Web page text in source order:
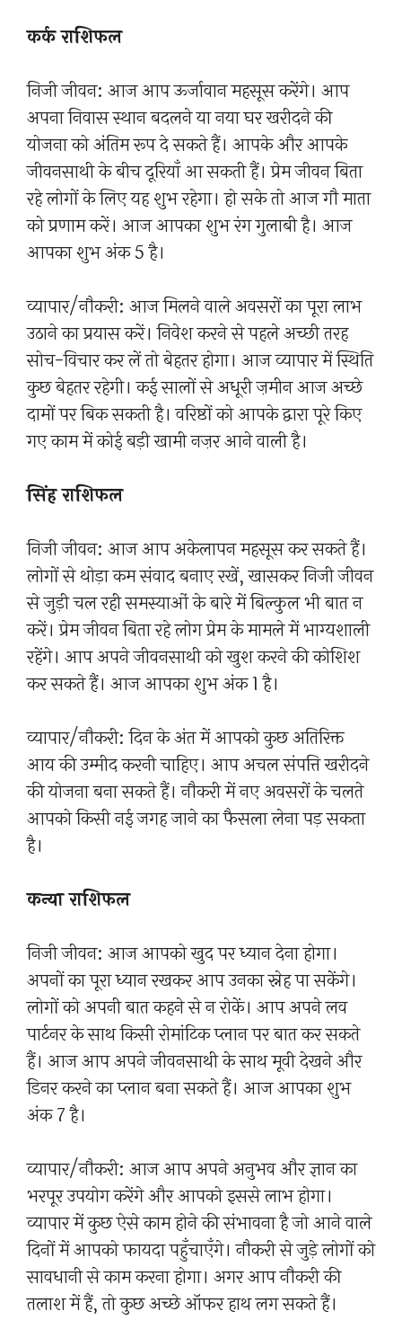
कर्क राशिफल
निजी जीवन: आज आप ऊर्जावान महसूस करेंगे। आप
अपना निवास स्थान बदलने या नया घर खरीदने की
योजना को अंतिम रूप दे सकते हैं। आपके और आपके
जीवनसाथी के बीच दूरियाँ आ सकती हैं। प्रेम जीवन बिता
रहे लोगों के लिए यह शुभ रहेगा। हो सके तो आज गौ माता
को प्रणाम करें। आज आपका शुभ रंग गुलाबी है। आज
आपका शुभ अंक 5 है।
व्यापार/नौकरी: आज मिलने वाले अवसरों का पूरा लाभ
उठाने का प्रयास करें। निवेश करने से पहले अच्छी तरह
सोच-विचार कर लें तो बेहतर होगा। आज व्यापार में स्थिति
कुछ बेहतर रहेगी। कई सालों से अधूरी ज़मीन आज अच्छे
दामों पर बिक सकती है। वरिष्ठों को आपके द्वारा पूरे किए
गए काम में कोई बड़ी खामी नज़र आने वाली है।
सिंह राशिफल
निजी जीवन: आज आप अकेलापन महसूस कर सकते हैं।
लोगों से थोड़ा कम संवाद बनाए रखें, खासकर निजी जीवन
से जुड़ी चल रही समस्याओं के बारे में बिल्कुल भी बात न
करें। प्रेम जीवन बिता रहे लोग प्रेम के मामले में भाग्यशाली
रहेंगे। आप अपने जीवनसाथी को खुश करने की कोशिश
कर सकते हैं। आज आपका शुभ अंक 1 है।
व्यापार/नौकरी: दिन के अंत में आपको कुछ अतिरिक्त
आय की उम्मीद करनी चाहिए। आप अचल संपत्ति खरीदने
की योजना बना सकते हैं। नौकरी में नए अवसरों के चलते
आपको किसी नई जगह जाने का फैसला लेना पड़ सकता
है।
कन्या राशिफल
निजी जीवन: आज आपको खुद पर ध्यान देना होगा।
अपनों का पूरा ध्यान रखकर आप उनका स्नेह पा सकेंगे।
लोगों को अपनी बात कहने से न रोकें। आप अपने लव
पार्टनर के साथ किसी रोमांटिक प्लान पर बात कर सकते
हैं। आज आप अपने जीवनसाथी के साथ मूवी देखने और
डिनर करने का प्लान बना सकते हैं। आज आपका शुभ
अंक 7 है।
व्यापार/नौकरी: आज आप अपने अनुभव और ज्ञान का
भरपूर उपयोग करेंगे और आपको इससे लाभ होगा।
व्यापार में कुछ ऐसे काम होने की संभावना है जो आने वाले
दिनों में आपको फायदा पहुँचाएँगे। नौकरी से जुड़े लोगों को
सावधानी से काम करना होगा। अगर आप नौकरी की
तलाश में हैं, तो कुछ अच्छे ऑफर हाथ लग सकते हैं।